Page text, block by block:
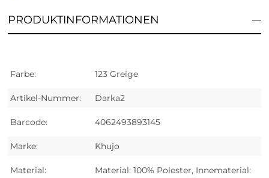
PRODUKTINFORMATIONEN
Farbe: 123 Greige
Artikel-Nummer: Darka2
Barcode: 4062493893145
Marke: Khujo
Material:
Material: 100% Polester, Innematerial: